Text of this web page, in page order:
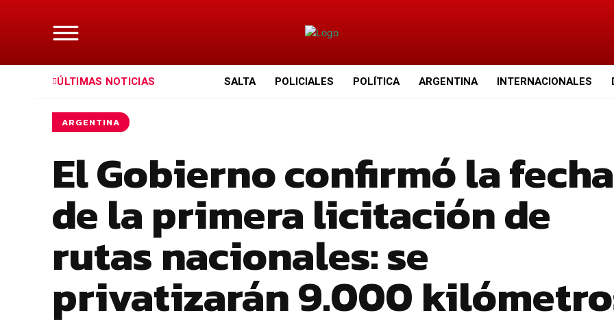
ÚLTIMAS NOTICIAS SALTA POLICIALES POLÍTICA ARGENTINA INTERNACIONALES
ARGENTINA
El Gobierno confirmó la fecha
de la primera licitación de
rutas nacionales: se
privatizarán 9.000